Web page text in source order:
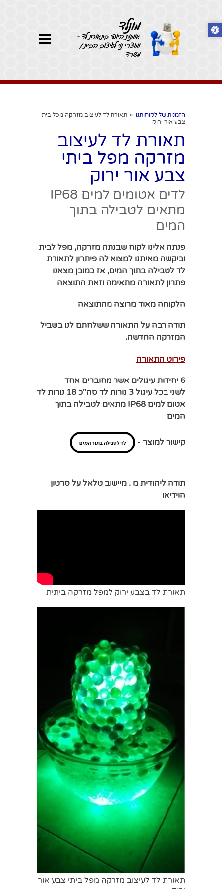
מונלד
אומנות היופי בתאורת לד -
ומוצרי נוי לעיצוב הבית /
משרד
הזמנות של לקוחותנו » תאורת לד לעיצוב מזרקה מפל ביתי
צבע אור ירוק
תאורת לד לעיצוב
מזרקה מפל ביתי
צבע אור ירוק
לדים אטומים למים IP68
מתאים לטבילה בתוך
המים
פנתה אלינו לקוח שבנתה מזרקה, מפל לבית
וביקשה מאיתנו למצוא לה פיתרון לתאורת
לד לטבילה בתוך המים, אז כמובן מצאנו
פתרון לתאורה מתאימה וזאת התוצאה
הלקוחה מאוד מרוצה מהתוצאה
תודה רבה על התאורה ששלחתם לנו בשביל
המזרקה החדשה.
פירוט התאורה
6 יחידות עיגולים אשר מחוברים אחד
לשני
בכל עיגול 3 נורות לד סה"כ 18 נורות לד
אטום למים IP68 מתאים לטבילה בתוך
המים
קישור למוצר - לד לטבילה בתוך המים
תודה ליהודית מ . מיישוב טלאל על סרטון
הוידיאו
תאורת לד בצבע ירוק למפל מזרקה ביתית
תאורת לד לעיצוב מזרקה מפל ביתי צבע אור